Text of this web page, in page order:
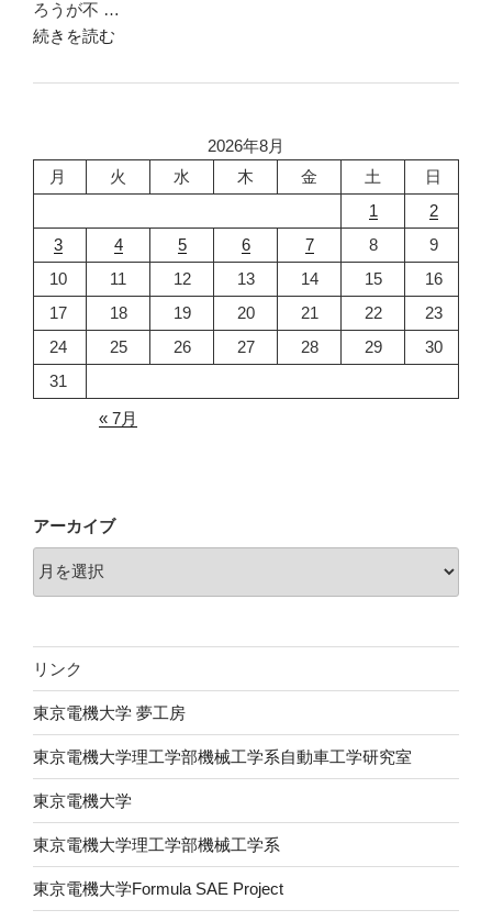
の
せ"
の
ろうが不 …
"守
と
の
お
続きを読む
2026年8月
月
火 水 木 金 土
日
1
2
3
4 5 6 7 8
9
10
11 12 13 14 15
16
17
18 19 20 21 22
23
24
25 26 27 28 29
30
31
« 7月
アーカイブ
リンク
東京電機大学 夢工房
東京電機大学理工学部機械工学系自動車工学研究室
東京電機大学
東京電機大学理工学部機械工学系
東京電機大学Formula SAE Project